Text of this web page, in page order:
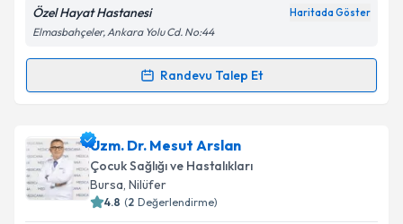
Kişisel verilerimin işlenmesine ilişkinAydınlatma
'ni okudum ve kişisel verilerimin belirtilen
kapsamda işlenmesini kabul ediyorum.
Takvim Talebini Gönder
Özel Hayat Hastanesi Haritada Göster
Elmasbahçeler, Ankara Yolu Cd. No:44
Randevu Talep Et
Randevu Takvimi Talebi
Uzm. Dr. Meltem Kocukoğlu Dündar
takvimi talebi oluşturun. Size bu uzmandan randevu
almanız için bir takvim hazırlandığında e-posta ile
bilgilendireceğiz.
Uzm. Dr. Mesut Arslan
Çocuk Sağlığı ve Hastalıkları
Bursa, Nilüfer
4.8 (2 Değerlendirme)